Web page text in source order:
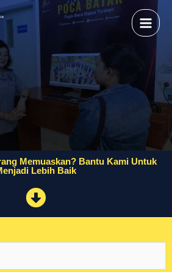
Memuaskan? Bantu Kami Untuk
Lebih Baik